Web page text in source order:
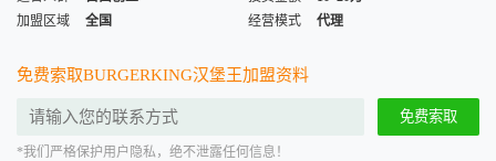
加盟区域
全国 经营模式 代理
免费索取BURGERKING汉堡王加盟资料
免费索取
*我们严格保护用户隐私，绝不泄露任何信息！